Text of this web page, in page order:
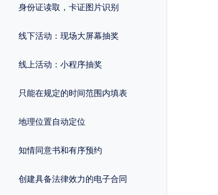
身份证读取，卡证图片识别
线下活动：现场大屏幕抽奖
线上活动：小程序抽奖
只能在规定的时间范围内填表
地理位置自动定位
知情同意书和有序预约
创建具备法律效力的电子合同